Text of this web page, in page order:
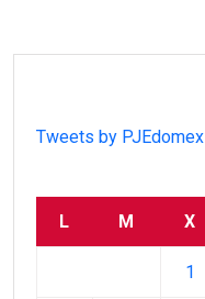
Tweets by PJEdomex
L M X
1